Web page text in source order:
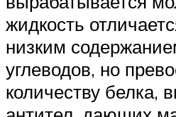
жидкость
низким
углеводов, но
количеству белка,